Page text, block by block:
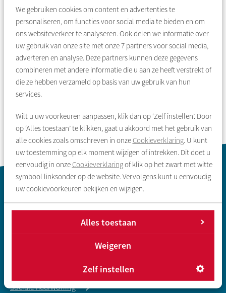
We gebruiken cookies om content en advertenties te
personaliseren, om functies voor social media te bieden en om
ons websiteverkeer te analyseren. Ook delen we informatie over
uw gebruik van onze site met onze7 partners voor social media,
adverteren en analyse. Deze partners kunnen deze gegevens
combineren met andere informatie die u aan ze heeft verstrekt of
die ze hebben verzameld op basis van uw gebruik van hun
services.
Wilt u uw voorkeuren aanpassen, klik dan op ‘Zelf instellen’. Door
op ‘Alles toestaan’ te klikken, gaat u akkoord met het gebruik van
alle cookies zoals omschreven in onze Cookieverklaring. U kunt
uw toestemming op elk moment wijzigen of intrekken. Dit doet u
eenvoudig in onze Cookieverklaringof klik op het zwart met witte
symbool linksonder op de website. Vervolgens kunt u eenvoudig
uw cookievoorkeuren bekijken en wijzigen.
Alles toestaan
Weigeren
Zelf instellen
Onderhoudsabonnement
Stel uw vraag
stel uw vraag of zoek op antwoord
Contactinformatie
Zoeken & aanbod
Sociale huurwoning